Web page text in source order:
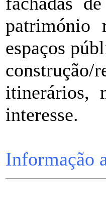
património
espaços
itinerários,
interesse.
Informação